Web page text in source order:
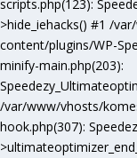
scripts.php(123):
>hide_iehacks() #1 /
content/plugins/WP-
minify-main.php(203):
/var/www/vhosts/
hook.php(307):